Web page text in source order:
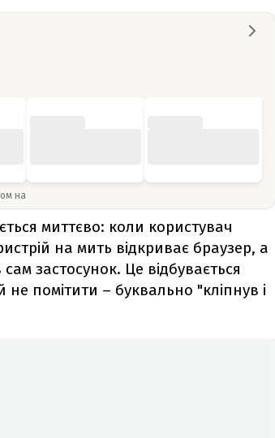
на
миттєво: коли користувач
на мить відкриває браузер, а
застосунок. Це відбувається
помітити – буквально "кліпнув і